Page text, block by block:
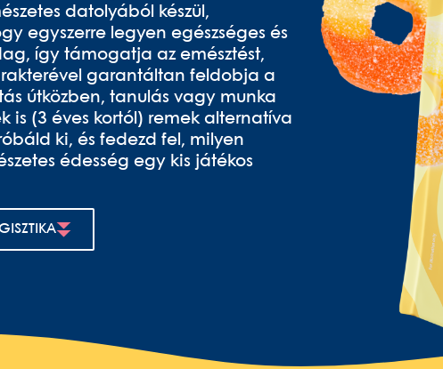
datolyából készül,
egyszerre legyen egészséges és
így támogatja az emésztést,
garantáltan feldobja a
útközben, tanulás vagy munka
is (3 éves kortól) remek alternatíva
ki, és fedezd fel, milyen
édesség egy kis játékos